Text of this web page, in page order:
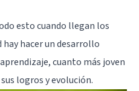
esto cuando llegan los
hacer un desarrollo
cuanto más joven
logros y evolución.